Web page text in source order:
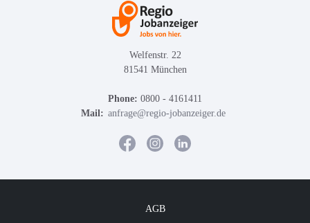
Welfenstr. 22
81541 München
Phone: 0800 - 4161411
Mail: anfrage@regio-jobanzeiger.de
AGB